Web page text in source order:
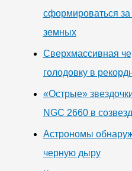
сформироваться
земных
Сверхмассивная
голодовку в
«Острые»
NGC 2660 в
Астрономы
черную дыру